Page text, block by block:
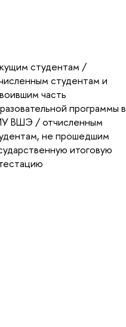
студентам /
студентам и
часть
программы в
ВШЭ / отчисленным
не прошедшим
итоговую